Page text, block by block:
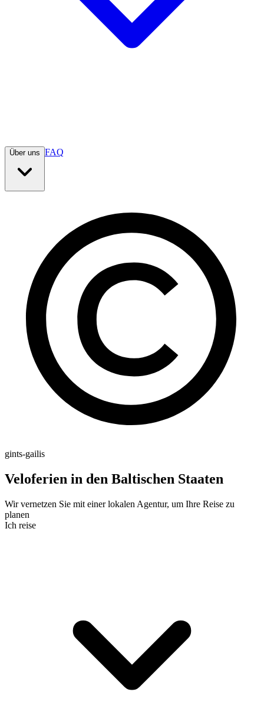
Über uns FAQ
gints-gailis
Veloferien in den Baltischen Staaten
Wir vernetzen Sie mit einer lokalen Agentur, um Ihre Reise zu
planen
Ich reise